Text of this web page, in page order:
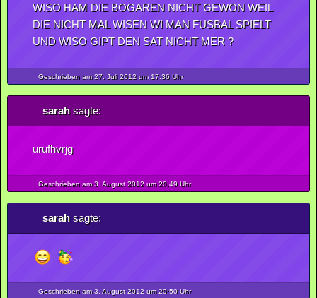
WISO HAM DIE BOGAREN NICHT GEWON WEIL
DIE NICHT MAL WISEN WI MAN FUSBAL SPIELT
UND WISO GIPT DEN SAT NICHT MER ?
Geschrieben am 27. Juli2012um 17:36 Uhr
sarahsagte:
urufhvrjg
Geschrieben am 3. August2012um 20:49 Uhr
sarahsagte:
Geschrieben am 3. August2012um 20:50 Uhr